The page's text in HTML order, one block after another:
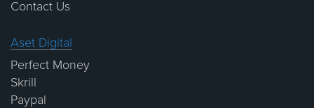
Contact Us
Aset Digital
Perfect Money
Skrill
Paypal